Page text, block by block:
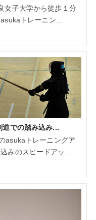
女子大学から徒歩１分
トレーニン...
道での踏み込み...
asukaトレーニングア
みのスピードアッ...